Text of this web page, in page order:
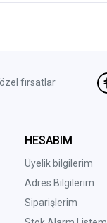
fırsatlar
HESABIM
Üyelik bilgilerim
Adres Bilgilerim
Siparişlerim